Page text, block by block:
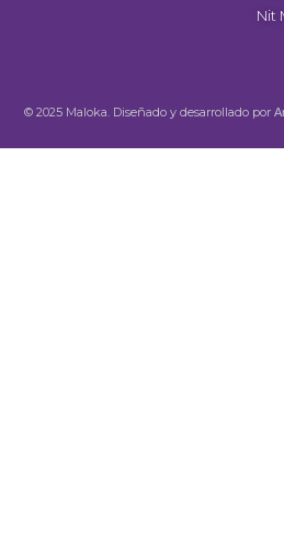
Nit
© 2025 Maloka. Diseñado y desarrollado por